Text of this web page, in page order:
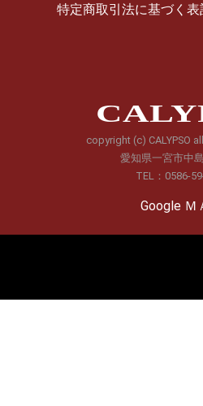
特定商取引法に基づく表
copyright (c) CALYPSO
愛知県一宮市中
TEL：0586-
Google Ｍ